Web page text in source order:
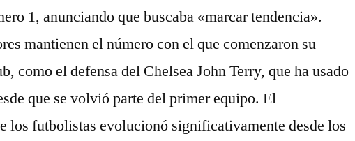
1, anunciando que buscaba «marcar tendencia».
mantienen el número con el que comenzaron su
como el defensa del Chelsea John Terry, que ha usado
que se volvió parte del primer equipo. El
los futbolistas evolucionó significativamente desde los